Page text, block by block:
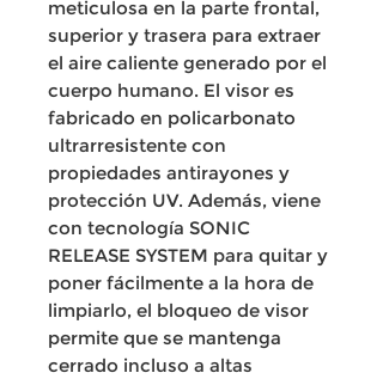
meticulosa en la parte frontal,
superior y trasera para extraer
el aire caliente generado por el
cuerpo humano. El visor es
fabricado en policarbonato
ultrarresistente con
propiedades antirayones y
protección UV. Además, viene
con tecnología SONIC
RELEASE SYSTEM para quitar y
poner fácilmente a la hora de
limpiarlo, el bloqueo de visor
permite que se mantenga
cerrado incluso a altas